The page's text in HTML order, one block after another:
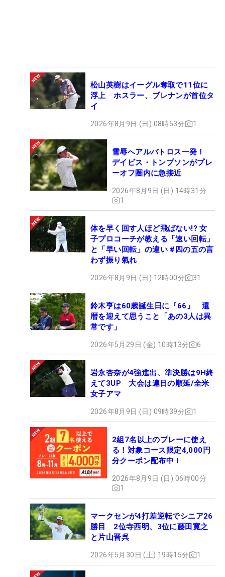
松山英樹はイーグル奪取で11位に
浮上 ホスラー、ブレナンが首位タ
イ
2026年8月9日 (日) 08時53分 1
雪辱へアルバトロス一発！
デイビス・トンプソンがプレ
ーオフ圏内に急接近
2026年8月9日 (日) 14時31分
1
体を早く回す人ほど飛ばない!? 女
子プロコーチが教える「速い回転」
と「早い回転」の違い #四の五の言
わず振り氣れ
2026年8月9日 (日) 12時00分 31
鈴木亨は60歳誕生日に『66』 還
暦を迎えて思うこと「あの3人は異
常です」
2026年5月29日 (金) 10時13分 6
岩永杏奈が4強進出、準決勝は9H終
えて3UP 大会は連日の順延/全米
女子アマ
2026年8月9日 (日) 09時39分 1
2組7名以上のプレーに使え
る！対象コース限定4,000円
分クーポン配布中！
2026年8月9日 (日) 06時00分
1
マークセンが4打差逆転でシニア26
勝目 2位寺西明、3位に藤田寛之
と片山晋呉
2026年5月30日 (土) 19時15分 1